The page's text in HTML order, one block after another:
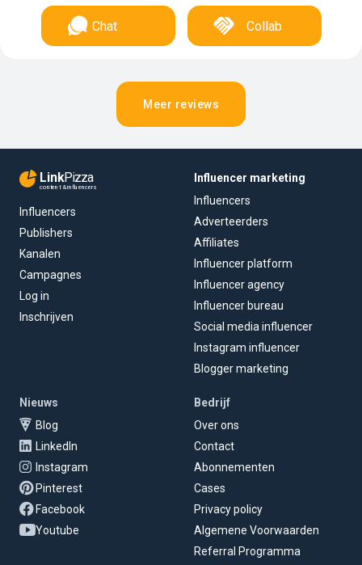
Chat Collab
Meer reviews
LinkPizza
content & influencers
Influencers
Publishers
Kanalen
Campagnes
Log in
Inschrijven
Influencer marketing
Influencers
Adverteerders
Affiliates
Influencer platform
Influencer agency
Influencer bureau
Social media influencer
Instagram influencer
Blogger marketing
Nieuws
Blog
LinkedIn
Instagram
Pinterest
Facebook
Youtube
Bedrijf
Over ons
Contact
Abonnementen
Cases
Privacy policy
Algemene Voorwaarden
Referral Programma